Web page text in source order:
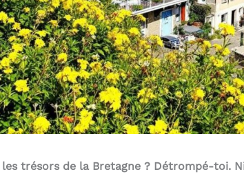
trésors de la Bretagne ? Détrompé-toi.